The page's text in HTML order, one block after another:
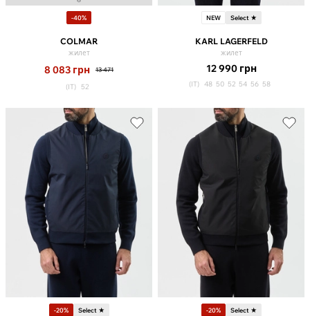
-40%
COLMAR
жилет
8 083 грн 13 471
(IT) 52
NEW Select ★
KARL LAGERFELD
жилет
12 990 грн
(IT) 48 50 52 54 56 58
-20% Select ★ -20% Select ★